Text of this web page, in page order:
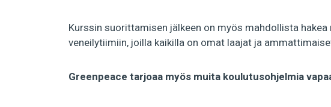
Kurssin suorittamisen jälkeen on myös mahdollista
veneilytiimiin, joilla kaikilla on omat laajat ja
Greenpeace tarjoaa myös muita koulutusohjelmia